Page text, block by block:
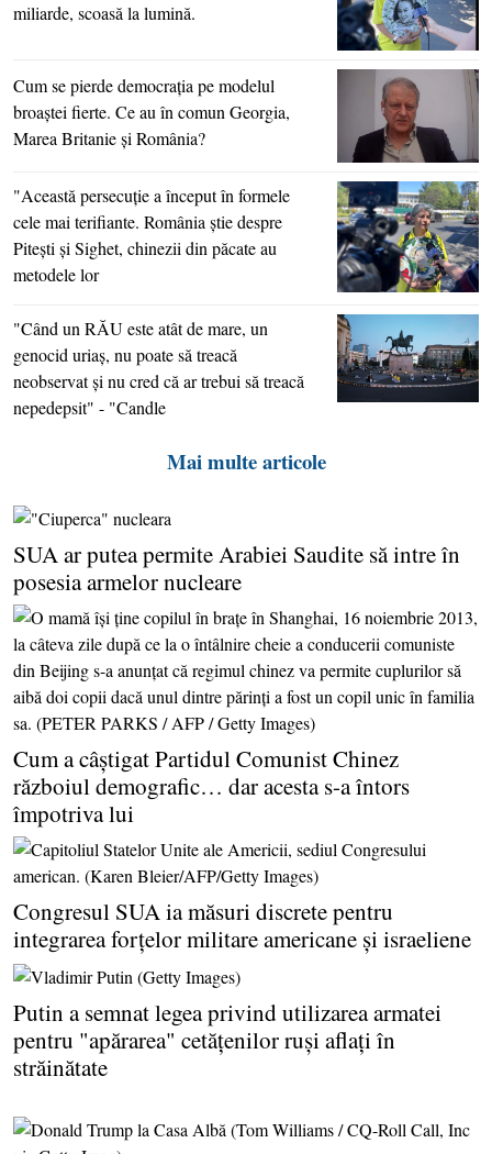
miliarde, scoasă la lumină.
Cum se pierde democraţia pe modelul
broaştei fierte. Ce au în comun Georgia,
Marea Britanie şi România?
"Această persecuţie a început în formele
cele mai terifiante. România ştie despre
Piteşti şi Sighet, chinezii din păcate au
metodele lor
"Când un RĂU este atât de mare, un
genocid uriaş, nu poate să treacă
neobservat şi nu cred că ar trebui să treacă
nepedepsit" - "Candle
Mai multe articole
SUA ar putea permite Arabiei Saudite să intre în
posesia armelor nucleare
Cum a câştigat Partidul Comunist Chinez
războiul demografic… dar acesta s-a întors
împotriva lui
Congresul SUA ia măsuri discrete pentru
integrarea forţelor militare americane şi israeliene
Putin a semnat legea privind utilizarea armatei
pentru "apărarea" cetăţenilor ruşi aflaţi în
străinătate